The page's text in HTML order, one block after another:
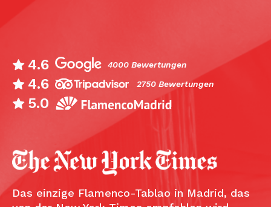
4.6 4000 Bewertungen
4.6 2750 Bewertungen
5.0
Das einzige Flamenco-Tablao in Madrid, das